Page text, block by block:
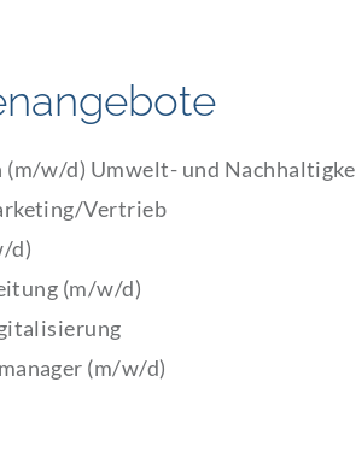
w/d) Umwelt- und
Vertrieb
d)
(m/w/d)
(m/w/d)